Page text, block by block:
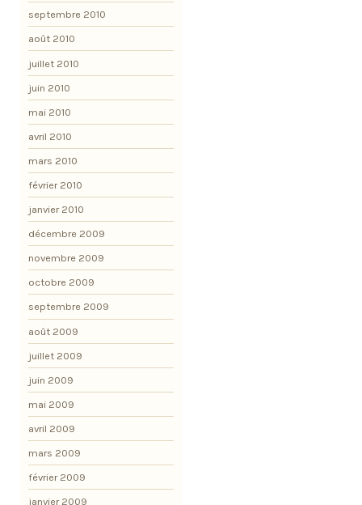
septembre 2010
août 2010
juillet 2010
juin 2010
mai 2010
avril 2010
mars 2010
février 2010
janvier 2010
décembre 2009
novembre 2009
octobre 2009
septembre 2009
août 2009
juillet 2009
juin 2009
mai 2009
avril 2009
mars 2009
février 2009
janvier 2009